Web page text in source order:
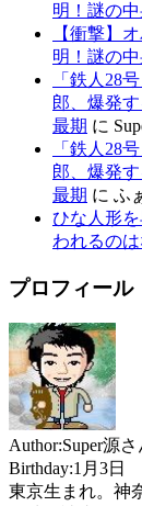
明！謎の
【衝撃】
明！謎の
「鉄人28
郎、爆発
最期 に
「鉄人28
郎、爆発
最期 に ふ
ひな人形
われるのは
プロフィール
Author:Super源さ
Birthday:1月3日
東京生まれ。神